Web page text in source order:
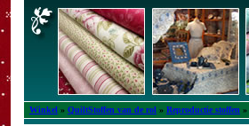
Winkel » QuiltStoffen van de rol » Reproductie stoffen »